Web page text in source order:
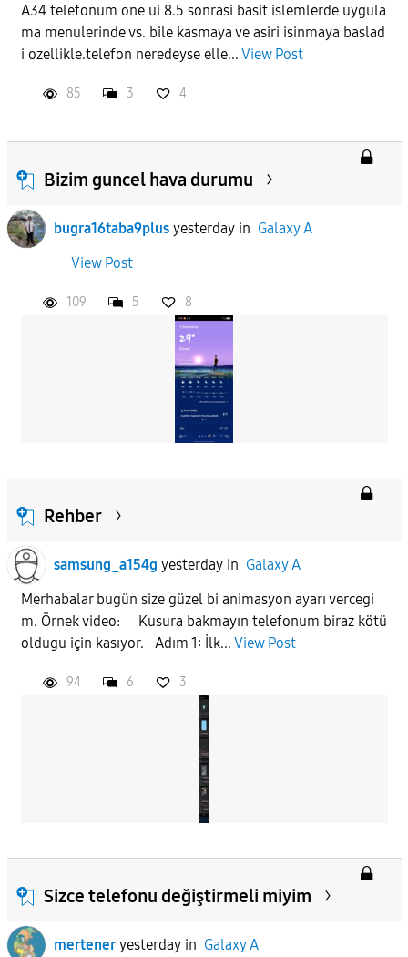
A34 telefonum one ui 8.5 sonrasi basit islemlerde uygula
ma menulerinde vs. bile kasmaya ve asiri isinmaya baslad
i ozellikle.telefon neredeyse elle... View Post
85 3 4
Bizim guncel hava durumu
bugra16taba9plus yesterdayin Galaxy A
View Post
109 5 8
Rehber
samsung_a154g yesterdayin Galaxy A
Merhabalar bugün size güzel bi animasyon ayarı vercegi
m. Örnek video: Kusura bakmayın telefonum biraz kötü
oldugu için kasıyor. Adım 1: İlk... View Post
94 6 3
Sizce telefonu değiştirmeli miyim
mertener yesterdayin Galaxy A